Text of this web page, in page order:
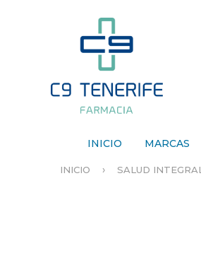
INICIO MARCAS
INICIO › SALUD INTEGRAL